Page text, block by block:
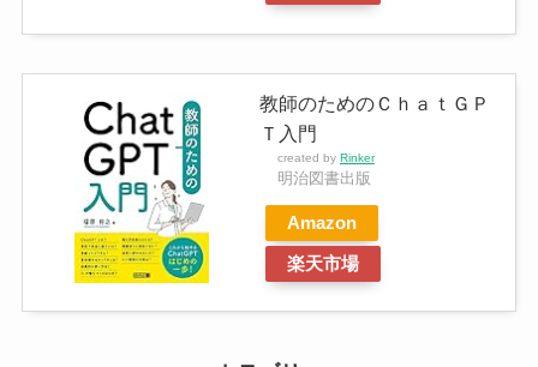
教師のためのＣｈａｔＧＰ
Ｔ入門
created by Rinker
明治図書出版
Amazon
楽天市場